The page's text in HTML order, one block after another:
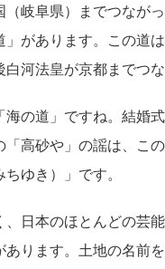
（岐阜県）までつなが
」があります。この道
河法皇が京都までつな
の道」ですね。結婚
高砂や」の謡は、この
ゆき）」です。
日本のほとんどの芸
あります。土地の名前